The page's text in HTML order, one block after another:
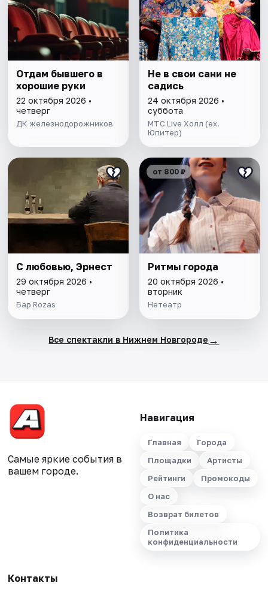
Отдам бывшего в
хорошие руки
22 октября 2026 •
четверг
ДК железнодорожников
Не в свои сани не
садись
24 октября 2026 •
суббота
МТС Live Холл (ex.
Юпитер)
С любовью, Эрнест
29 октября 2026 •
четверг
Бар Rozas
от 800 ₽
Ритмы города
20 октября 2026 •
вторник
Нетеатр
Все спектакли в Нижнем Новгороде →
Самые яркие события в
вашем городе.
Навигация
Главная
Города
Площадки
Артисты
Рейтинги
Промокоды
О нас
Возврат билетов
Политика
конфиденциальности
Контакты